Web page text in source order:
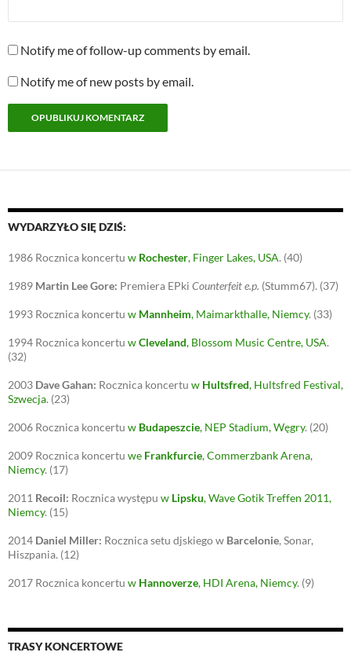
Notify me of follow-up comments by email.
Notify me of new posts by email.
WYDARZYŁO SIĘ DZIŚ:
1986 Rocznica koncertu w Rochester, Finger Lakes, USA. (40)
1989 Martin Lee Gore: Premiera EPki Counterfeit e.p. (Stumm67). (37)
1993 Rocznica koncertu w Mannheim, Maimarkthalle, Niemcy. (33)
1994 Rocznica koncertu wCleveland, Blossom Music Centre, USA.
(32)
2003 Dave Gahan: Rocznica koncertu w Hultsfred, Hultsfred Festival,
Szwecja. (23)
2006 Rocznica koncertu w Budapeszcie, NEP Stadium, Węgry. (20)
2009 Rocznica koncertu we Frankfurcie, Commerzbank Arena,
Niemcy. (17)
2011 Recoil: Rocznica występu w Lipsku, Wave Gotik Treffen 2011,
Niemcy. (15)
2014 Daniel Miller: Rocznica setu djskiego w Barcelonie, Sonar,
Hiszpania. (12)
2017 Rocznica koncertu w Hannoverze, HDI Arena, Niemcy. (9)
TRASY KONCERTOWE